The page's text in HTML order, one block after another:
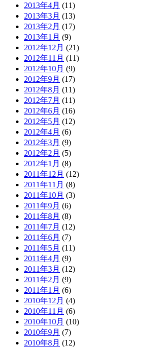
2013年4月 (11)
2013年3月 (13)
2013年2月 (17)
2013年1月 (9)
2012年12月 (21)
2012年11月 (11)
2012年10月 (9)
2012年9月 (17)
2012年8月 (11)
2012年7月 (11)
2012年6月 (16)
2012年5月 (12)
2012年4月 (6)
2012年3月 (9)
2012年2月 (5)
2012年1月 (8)
2011年12月 (12)
2011年11月 (8)
2011年10月 (3)
2011年9月 (6)
2011年8月 (8)
2011年7月 (12)
2011年6月 (7)
2011年5月 (11)
2011年4月 (9)
2011年3月 (12)
2011年2月 (9)
2011年1月 (6)
2010年12月 (4)
2010年11月 (6)
2010年10月 (10)
2010年9月 (7)
2010年8月 (12)